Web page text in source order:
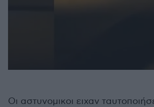
Οι αστυνομικοι ειχαν